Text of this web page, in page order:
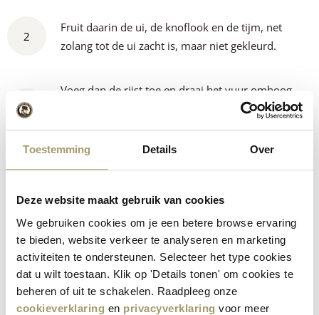
Toestemming Details Over
Deze website maakt gebruik van cookies
We gebruiken cookies om je een betere browse ervaring
te bieden, website verkeer te analyseren en marketing
activiteiten te ondersteunen. Selecteer het type cookies
dat u wilt toestaan. Klik op 'Details tonen' om cookies te
beheren of uit te schakelen. Raadpleeg onze
cookieverklaring en privacyverklaring voor meer
2
Fruit daarin de ui, de knoflook en de tijm, net
zolang tot de ui zacht is, maar niet gekleurd.
3
Voeg dan de rijst toe en draai het vuur omhoog
totdat de rijst bijna begint te bakken. Na ongeveer
een minuut is de rijst een beetje doorschijnend.
5
Draai het vuur omlaag zodat het mengsel nog net
blijft koken. Voeg steeds een soeplepel bouillon
toe en blijf constant roeren. Wacht iedere keer dat
de bouillon opgenomen is voordat u een nieuwe
lepel toevoegt. Als alle bouillon is toegevoegd, blijf